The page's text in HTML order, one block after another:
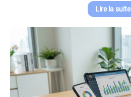
Lire la suite